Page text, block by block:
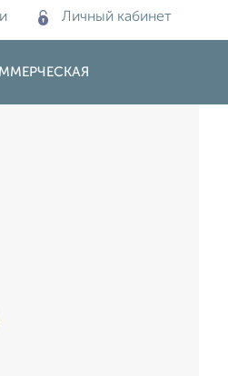
Личный кабинет